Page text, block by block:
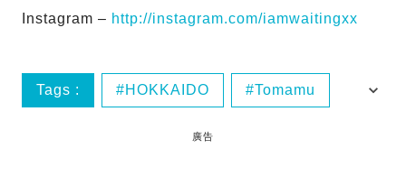
Instagram – http://instagram.com/iamwaitingxx
Tags : HOKKAIDO Tomamu
廣告